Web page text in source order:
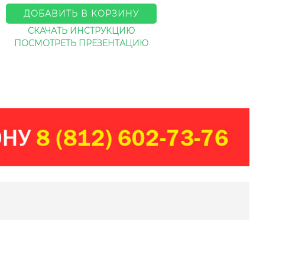
ДОБАВИТЬ В КОРЗИНУ
СКАЧАТЬ ИНСТРУКЦИЮ
ПОСМОТРЕТЬ ПРЕЗЕНТАЦИЮ